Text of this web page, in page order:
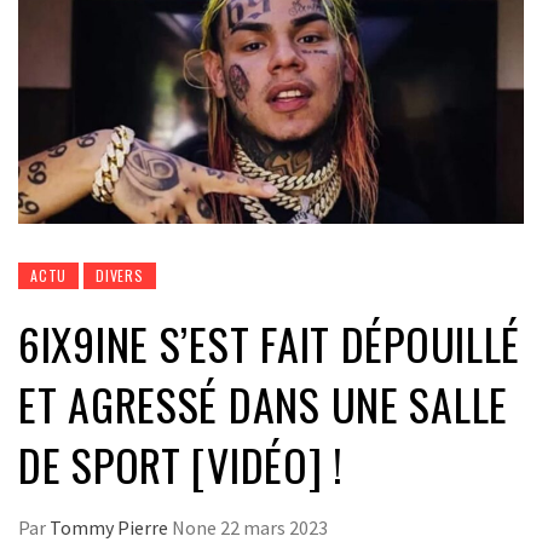
ACTU DIVERS
6IX9INE S’EST FAIT DÉPOUILLÉ
ET AGRESSÉ DANS UNE SALLE
DE SPORT [VIDÉO] !
Par Tommy Pierre None 22 mars 2023